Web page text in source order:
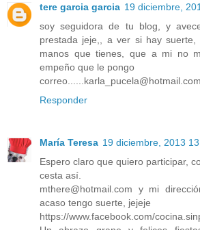
tere garcia garcia 19 diciembre,
soy seguidora de tu blog, y
prestada jeje,, a ver si hay
manos que tienes, que a mi no
empeño que le pongo
Responder
María Teresa 19 diciembre, 2013
Espero claro que quiero participar,
cesta así.
mthere@hotmail.com y mi
acaso tengo suerte, jejeje
https://www.facebook.com/